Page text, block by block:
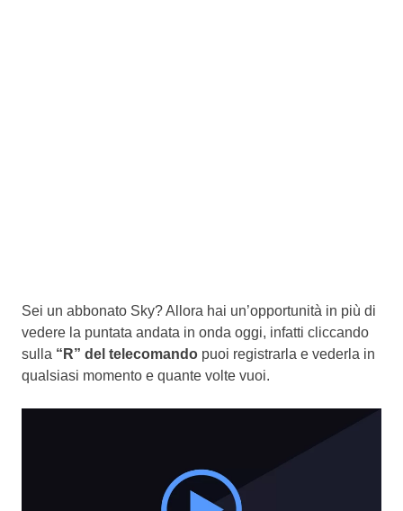
Sei un abbonato Sky? Allora hai un’opportunità in più di
vedere la puntata andata in onda oggi, infatti cliccando
sulla “R” del telecomando puoi registrarla e vederla in
qualsiasi momento e quante volte vuoi.